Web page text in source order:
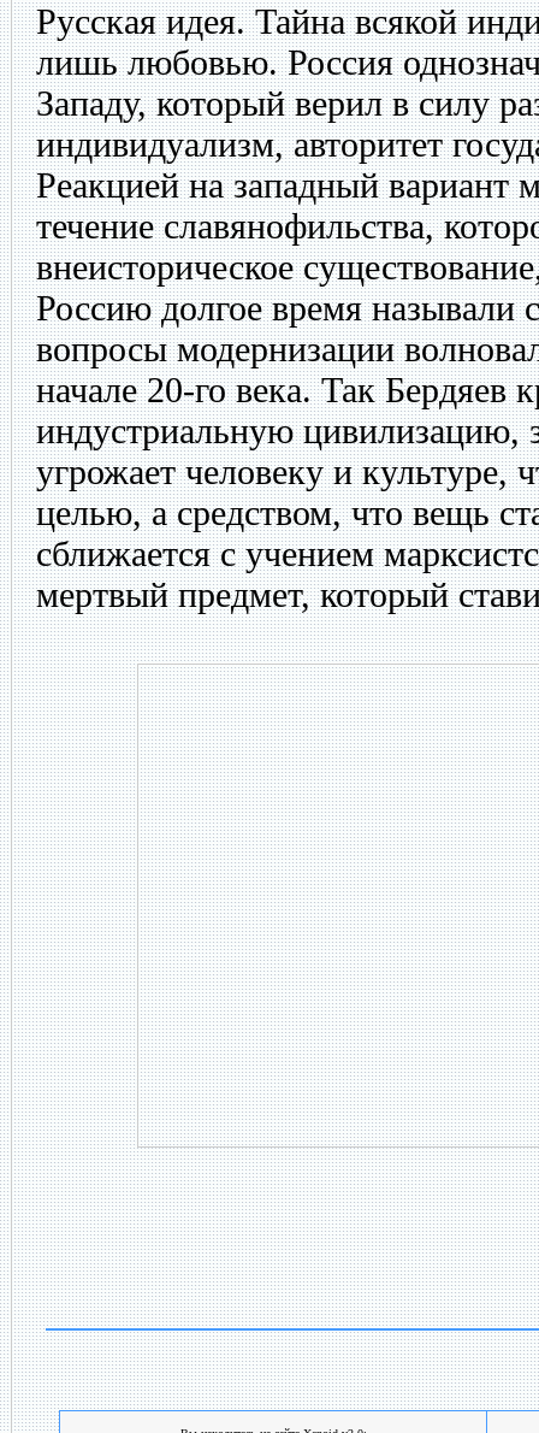
Русская идея. Тайна всякой
лишь любовью. Россия
Западу, который верил в силу
индивидуализм, авторитет
Реакцией на западный вариант
течение славянофильства,
внеисторическое
Россию долгое время называли
вопросы модернизации
начале 20-го века. Так Бердяев
индустриальную цивилизацию,
угрожает человеку и культуре,
целью, а средством, что вещь
сближается с учением
мертвый предмет, который